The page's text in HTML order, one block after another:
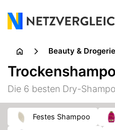
Beauty & Drogerie
Insektenbisse &
Wärmetherapie
Die 6 besten Dry-
Festes Shampoo